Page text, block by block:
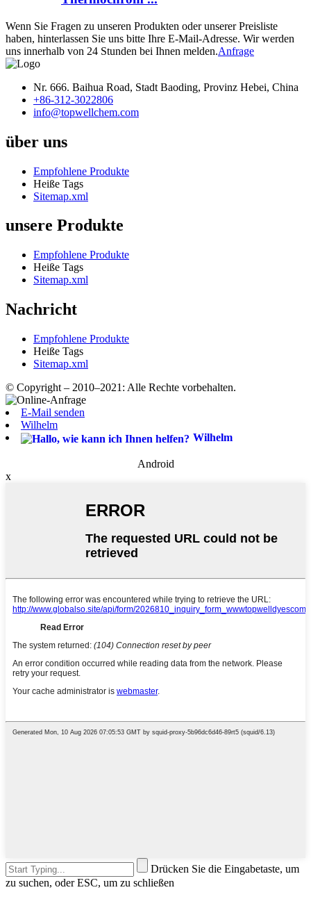
Wenn Sie Fragen zu unseren Produkten oder unserer Preisliste
haben, hinterlassen Sie uns bitte Ihre E-Mail-Adresse. Wir werden
uns innerhalb von 24 Stunden bei Ihnen melden.Anfrage
Nr. 666. Baihua Road, Stadt Baoding, Provinz Hebei, China
+86-312-3022806
info@topwellchem.com
über uns
Empfohlene Produkte
Heiße Tags
Sitemap.xml
unsere Produkte
Empfohlene Produkte
Heiße Tags
Sitemap.xml
Nachricht
Empfohlene Produkte
Heiße Tags
Sitemap.xml
© Copyright – 2010–2021: Alle Rechte vorbehalten.
E-Mail senden
Wilhelm
Wilhelm
Android
x
Drücken Sie die Eingabetaste, um
zu suchen, oder ESC, um zu schließen